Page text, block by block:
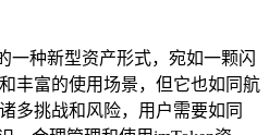
一种新型资产形式，宛如一颗闪
丰富的使用场景，但它也如同航
多挑战和风险，用户需要如同